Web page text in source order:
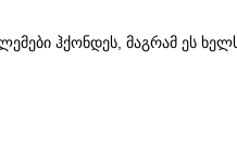
ჰქონდეს, მაგრამ ეს